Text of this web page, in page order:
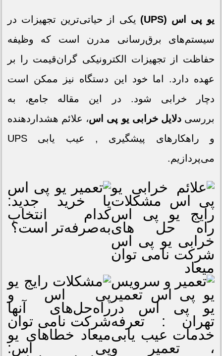
یو پی اس (UPS)
یکی از حیاتی‌ترین تجهیزات در
سیستم‌های برق‌رسانی مدرن است که وظیفه
حفاظت از تجهیزات الکترونیکی گران‌قیمت را بر
عهده دارد. اما خود این دستگاه نیز ممکن است
دچار خرابی شود. در این مقاله جامع، به
بررسیدلایل خرابی یو پی اس، علائم هشداردهنده
و راهکارهای پیشگیری , عیب یابی UPS
می‌پردازیم.